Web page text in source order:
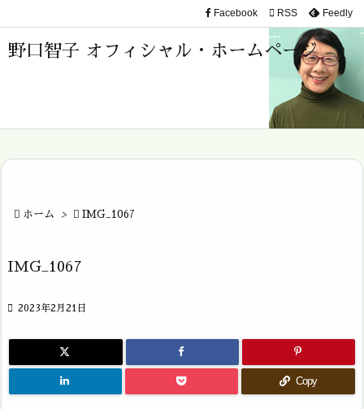
野口智子 オフィシャル・ホームページ

メニュ

サイド

前へ

Facebook  RSS Feedly
 ホーム >  IMG_1067
IMG_1067
 2023年2月21日
Copy